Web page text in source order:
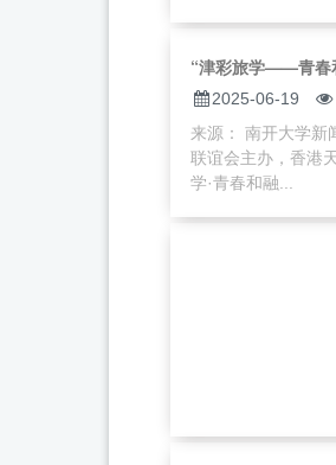
“津彩旅学——青春
2025-06-19
来源： 南开大学新
联谊会主办，香港
学·青春和融...